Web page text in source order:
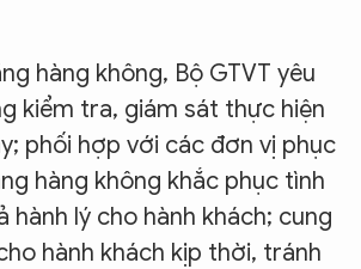
hàng không, Bộ GTVT yêu
kiểm tra, giám sát thực hiện
phối hợp với các đơn vị phục
hàng không khắc phục tình
hành lý cho hành khách; cung
hành khách kịp thời, tránh